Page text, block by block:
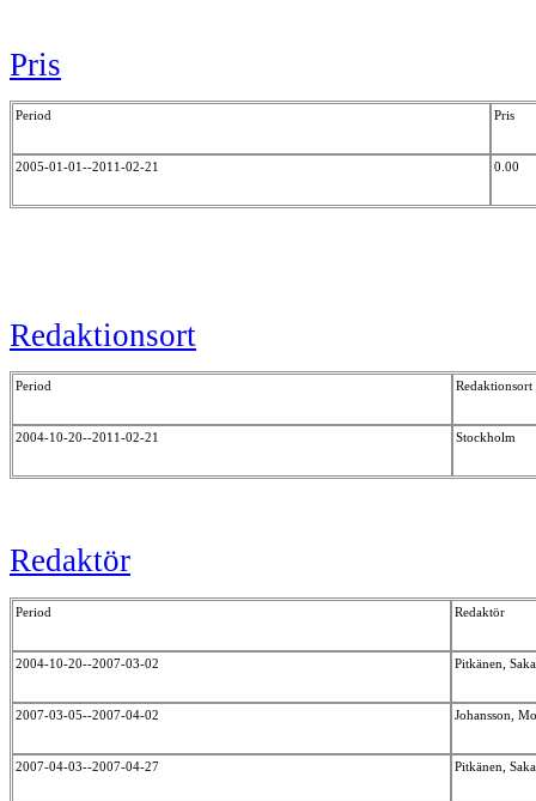
Pris
Period Pris
2005-01-01--2011-02-21 0.00
Redaktionsort
Period Redaktionsort
2004-10-20--2011-02-21 Stockholm
Redaktör
Period Redaktör
2004-10-20--2007-03-02 Pitkänen,
2007-03-05--2007-04-02 Johansson,
2007-04-03--2007-04-27 Pitkänen,